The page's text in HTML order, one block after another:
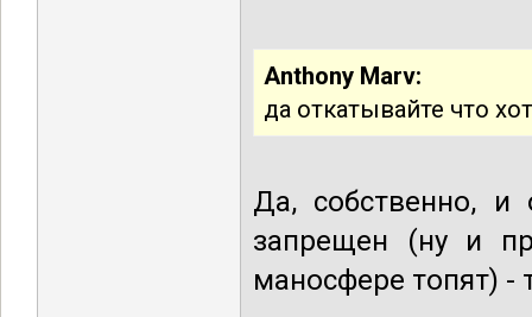
Anthony Marv:
да откатывайте что
Да, собственно,
запрещен (ну и
маносфере топят) -